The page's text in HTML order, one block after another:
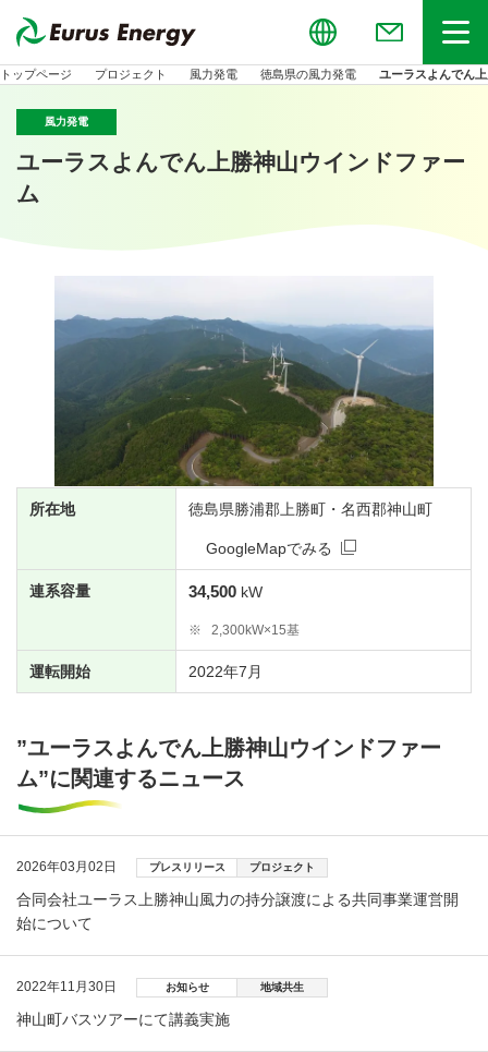
Globalお問い合わせメニュー
トップページ プロジェクト 風力発電 徳島県の風力発電 ユーラスよんでん
風力発電
ユーラスよんでん上勝神山ウインドファー
ム
所在地 徳島県勝浦郡上勝町・名西郡神山町
GoogleMapでみる
連系容量 34,500 kW
※ 2,300kW×15基
運転開始 2022年7月
”ユーラスよんでん上勝神山ウインドファー
ム”に関連するニュース
2026年03月02日 プレスリリース プロジェクト
合同会社ユーラス上勝神山風力の持分譲渡による共同事業運営開
始について
2022年11月30日 お知らせ 地域共生
神山町バスツアーにて講義実施